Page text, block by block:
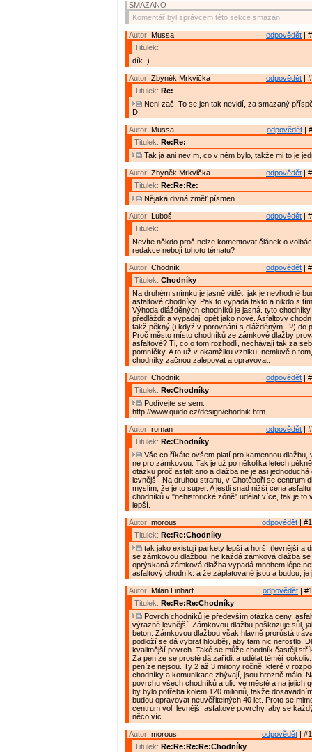
SMAZÁNO
Komentář byl správcem této sekce smazán.
odpovědět |
Autor: Mussa
Titulek:
dík :)
odpovědět |
Autor: Zbyněk Mrkvička
Titulek: Re:
Neni zač. To se jen tak nevidí, za smazaný
D
odpovědět |
Autor: Mussa
Titulek: Re:Re:
Tak já ani nevím, co v něm bylo, takže mi to je
odpovědět |
Autor: Zbyněk Mrkvička
Titulek: Re:Re:Re:
Nějaká divná změť písmen.
odpovědět |
Autor: Luboš
Titulek:
Nevíte někdo proč nelze komentovat článek o
redakce nebojí tohoto tématu?
odpovědět |
Autor: Chodník
Titulek: Chodníky
Na druhém snímku je jasně vidět, jak je nevhodné
asfaltové chodníky. Pak to vypadá takto a nikdo s
Výhoda dlážděných chodníků je jasná. tyto
předláždit a vypadají opět jako nové. Asfaltový
takž pěkný (i když v porovnání s dlážděným...?) do
Proč město místo chodníků ze zámkové dlažby
asfaltové? Ti, co o tom rozhodli, nechávají tak za
pomníčky. A to už v okamžiku vzniku, nemluvě o
chodníky začnou zalepovat a opravovat.
odpovědět |
Autor: Chodník
Titulek: Re:Chodníky
Podívejte se sem:
http://www.quido.cz/design/chodnik.htm
odpovědět |
Autor: roman
Titulek: Re:Chodníky
Vše co říkáte ovšem platí pro kamennou dlažbu,
ne pro zámkovou. Tak je už po několika letech
otázku proč asfalt ano a dlažba ne je asi jednoduchá
levnější. Na druhou stranu, v Chotěboři se centrum
myslím, že je to super. A jestli snad nižší cena
chodníků v "nehistorické zóně" udělat více, tak je to
lepší.
odpovědět |
Autor: morous
Titulek: Re:Re:Chodníky
tak jako existují parkety lepší a horší (levnější a
se zámkovou dlažbou. ne každá zámková dlažba
oprýskaná zámková dlažba vypadá mnohem lépe
asfaltový chodník. a že záplatované jsou a budou, je
odpovědět |
Autor: Milan Linhart
Titulek: Re:Re:Re:Chodníky
Povrch chodníků je především otázka ceny,
výrazně levnější. Zámkovou dlažbu poškozuje sůl,
beton. Zámkovou dlažbou však hlavně prorůstá
podloží se dá vybrat hlouběji, aby tam nic nerostlo.
kvalitnější povrch. Také se může chodník častěji
Za peníze se prostě dá zařídit a udělat téměř
peníze nejsou. Ty 2 až 3 miliony ročně, které v
chodníky a komunikace zbývají, jsou hrozně málo.
povrchu všech chodníků a ulic ve městě a na jejich
by bylo potřeba kolem 120 milionů, takže
budou opravovat neuvěřitelných 40 let. Proto se
centrum volí levnější asfaltové povrchy, aby se
něco víc.
odpovědět |
Autor: morous
Titulek: Re:Re:Re:Re:Chodníky